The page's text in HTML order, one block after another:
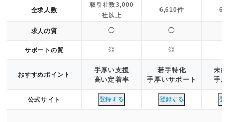
全求人数
取引社数3,000
社以上
6,610件
求人の質 ◯ ◯
サポートの質 ◎ ◎
おすすめポイント
手厚い支援
高い定着率
若手特化
手厚いサポート
未
手
公式サイト 登録する 登録する 登